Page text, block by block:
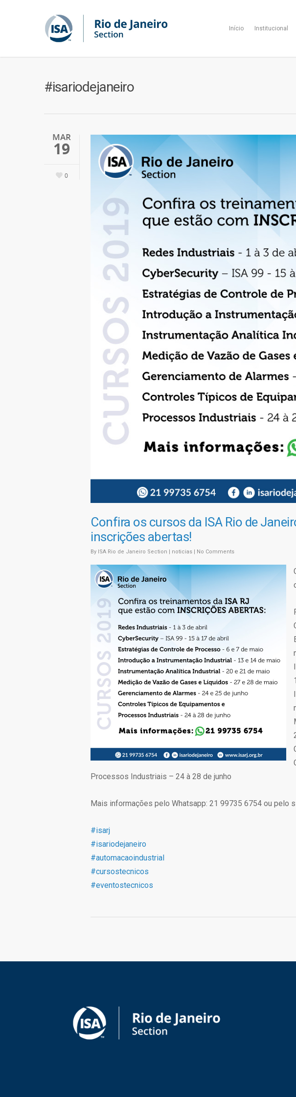
Início Institucional
#isariodejaneiro
MAR
19
0
Confira os cursos da ISA Rio de
inscrições abertas!
By ISA Rio de Janeiro Section noticias No Comments
Processos Industriais – 24 à 28 de junho
Mais informações pelo Whatsapp: 21 99735 6754 ou pelo
#isarj
#isariodejaneiro
#automacaoindustrial
#cursostecnicos
#eventostecnicos